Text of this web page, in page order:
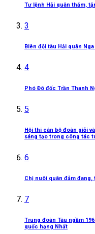
Tư lệnh Hải quân thăm,
3
Biên đội tàu Hải quân
4
Phó Đô đốc Trần Thanh
5
Hội thi cán bộ đoàn giỏi
sáng tạo trong công tác
6
Chị nuôi quân đảm đang,
7
Trung đoàn Tàu ngầm
quốc hạng Nhất